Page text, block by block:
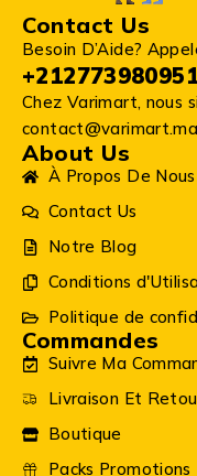
Contact Us
Besoin D’Aide?
Chez Varimart, nous
contact@varimart.ma
About Us
À Propos De Nous
Contact Us
Notre Blog
Conditions
Politique de
Commandes
Suivre Ma
Livraison Et
Boutique
Packs Promotions